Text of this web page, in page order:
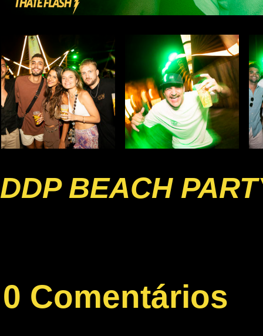
DDP BEACH
0 Comentários